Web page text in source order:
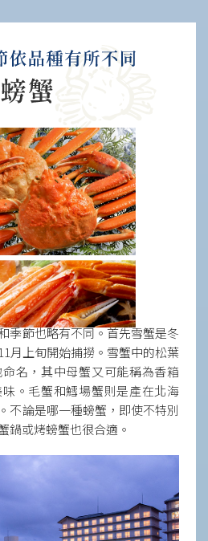
季節也略有不同。首先雪蟹是冬
月上旬開始捕撈。雪蟹中的松葉
名，其中母蟹又可能稱為香箱
。毛蟹和鱈場蟹則是產在北海
不論是哪一種螃蟹，即使不特別
鍋或烤螃蟹也很合適。